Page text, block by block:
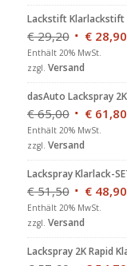
Lackstift Klarlackstift
€29,20 €28,90
Enthält 20% MwSt.
zzgl. Versand
dasAuto Lackspray
€65,00 €61,80
Enthält 20% MwSt.
zzgl. Versand
Lackspray Klarlack-
€51,50 €48,90
Enthält 20% MwSt.
zzgl. Versand
Lackspray 2K Rapid